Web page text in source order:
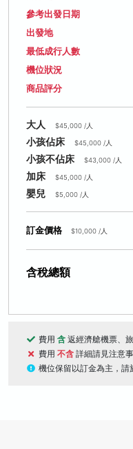
參考出發日期
出發地
最低成行人數
機位狀況
商品評分
大人 $45,000 /人
小孩佔床 $45,000 /人
小孩不佔床 $43,000 /人
加床 $45,000 /人
嬰兒 $5,000 /人
訂金價格 $10,000 /人
含稅總額
費用 含 返經濟艙機票、
費用 不含 詳細請見注意
機位保留以訂金為主，請